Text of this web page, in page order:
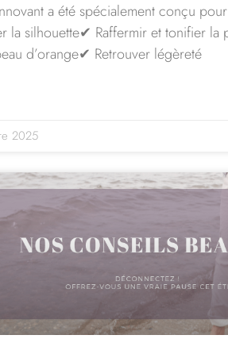
a été spécialement conçu
la silhouette✔ Raffermir et tonifier la
d’orange✔ Retrouver légèreté
2025